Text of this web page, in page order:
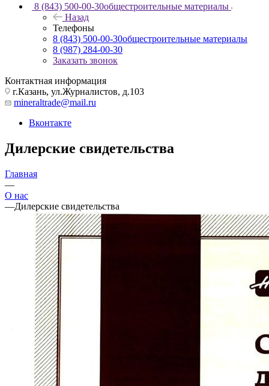
8 (843) 500-00-30общестроительные материалы
Назад
Телефоны
8 (843) 500-00-30общестроительные материалы
8 (987) 284-00-30
Заказать звонок
Контактная информация
г.Казань, ул.Журналистов, д.103
mineraltrade@mail.ru
Вконтакте
Дилерские свидетельства
Главная
—
О нас
—Дилерские свидетельства